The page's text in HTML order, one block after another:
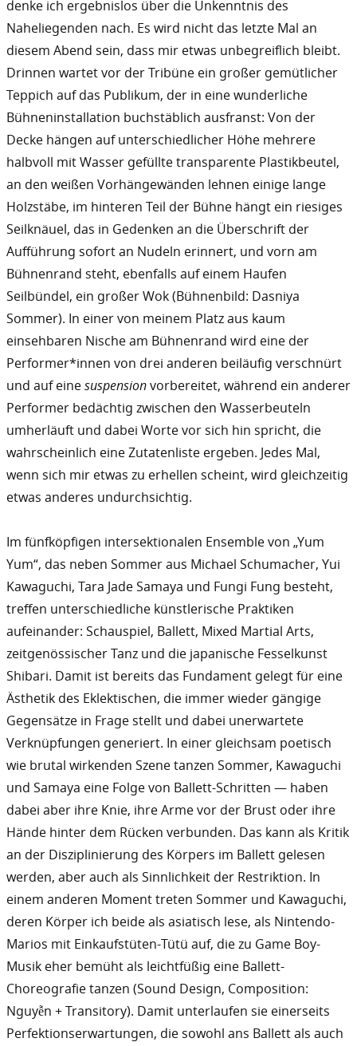
denke ich ergebnislos über die Unkenntnis des
Naheliegenden nach. Es wird nicht das letzte Mal an
diesem Abend sein, dass mir etwas unbegreiflich bleibt.
Drinnen wartet vor der Tribüne ein großer gemütlicher
Teppich auf das Publikum, der in eine wunderliche
Bühneninstallation buchstäblich ausfranst: Von der
Decke hängen auf unterschiedlicher Höhe mehrere
halbvoll mit Wasser gefüllte transparente Plastikbeutel,
an den weißen Vorhängewänden lehnen einige lange
Holzstäbe, im hinteren Teil der Bühne hängt ein riesiges
Seilknäuel, das in Gedenken an die Überschrift der
Aufführung sofort an Nudeln erinnert, und vorn am
Bühnenrand steht, ebenfalls auf einem Haufen
Seilbündel, ein großer Wok (Bühnenbild: Dasniya
Sommer). In einer von meinem Platz aus kaum
einsehbaren Nische am Bühnenrand wird eine der
Performer*innen von drei anderen beiläufig verschnürt
und auf einesuspensionvorbereitet, während ein anderer
Performer bedächtig zwischen den Wasserbeuteln
umherläuft und dabei Worte vor sich hin spricht, die
wahrscheinlich eine Zutatenliste ergeben. Jedes Mal,
wenn sich mir etwas zu erhellen scheint, wird gleichzeitig
etwas anderes undurchsichtig.
Im fünfköpfigen intersektionalen Ensemble von „Yum
Yum“, das neben Sommer aus Michael Schumacher, Yui
Kawaguchi, Tara Jade Samaya und Fungi Fung besteht,
treffen unterschiedliche künstlerische Praktiken
aufeinander: Schauspiel, Ballett, Mixed Martial Arts,
zeitgenössischer Tanz und die japanische Fesselkunst
Shibari. Damit ist bereits das Fundament gelegt für eine
Ästhetik des Eklektischen, die immer wieder gängige
Gegensätze in Frage stellt und dabei unerwartete
Verknüpfungen generiert. In einer gleichsam poetisch
wie brutal wirkenden Szene tanzen Sommer, Kawaguchi
und Samaya eine Folge von Ballett-Schritten — haben
dabei aber ihre Knie, ihre Arme vor der Brust oder ihre
Hände hinter dem Rücken verbunden. Das kann als Kritik
an der Disziplinierung des Körpers im Ballett gelesen
werden, aber auch als Sinnlichkeit der Restriktion. In
einem anderen Moment treten Sommer und Kawaguchi,
deren Körper ich beide als asiatisch lese, als Nintendo-
Marios mit Einkaufstüten-Tütü auf, die zu Game Boy-
Musik eher bemüht als leichtfüßig eine Ballett-
Choreografie tanzen (Sound Design, Composition:
Nguyễn + Transitory). Damit unterlaufen sie einerseits
Perfektionserwartungen, die sowohl ans Ballett als auch